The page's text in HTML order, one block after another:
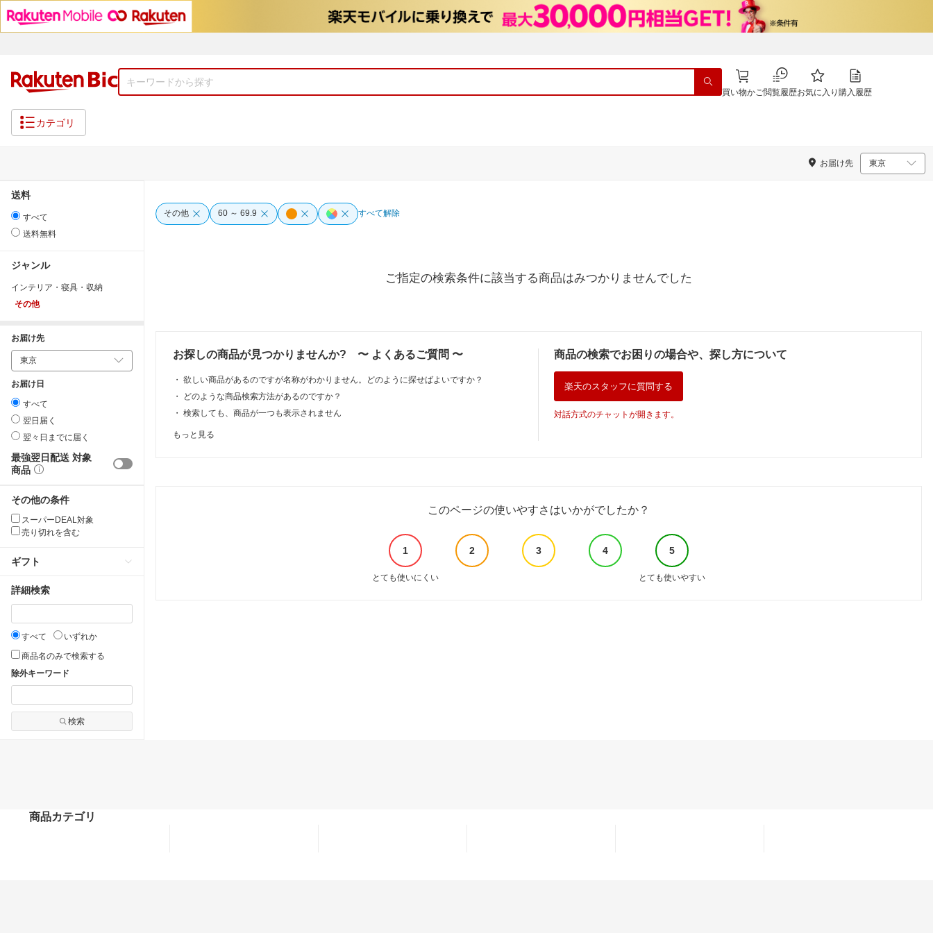
買い物かご閲覧履歴お気に入り 購入履歴
カテゴリ
お届け先
送料
すべて
送料無料
ジャンル
インテリア・寝具・収納
その他
お届け先
お届け日
すべて
翌日届く
翌々日までに届く
最強翌日配送 対象
商品
その他の条件
スーパーDEAL対象
売り切れを含む
ギフト
詳細検索
すべて
いずれか
商品名のみで検索する
除外キーワード
検索
その他 60 ～ 69.9 すべて解除
ご指定の検索条件に該当する商品はみつかりませんでした
お探しの商品が見つかりませんか? 〜 よくあるご質問 〜
・ 欲しい商品があるのですが名称がわかりません。どのように探せばよいですか？
・
どのような商品検索方法があるのですか？
・ 検索しても、商品が一つも表示されません
もっと見る
商品の検索でお困りの場合や、探し方について
楽天のスタッフに質問する
対話方式のチャットが開きます。
このページの使いやすさはいかがでしたか？
1 2 3 4 5
とても使いにくい とても使いやすい
商品カテゴリ